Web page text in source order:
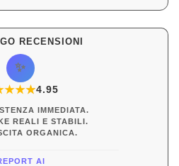
RECENSIONI
✨
★★★
★4.95
IMMEDIATA.
REALI E STABILI.
ORGANICA.
AI